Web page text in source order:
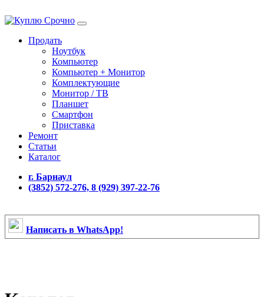
Продать
Ноутбук
Компьютер
Компьютер + Монитор
Комплектующие
Монитор / ТВ
Планшет
Смартфон
Приставка
Ремонт
Статьи
Каталог
г. Барнаул
(3852) 572-276, 8 (929) 397-22-76
Написать в WhatsApp!